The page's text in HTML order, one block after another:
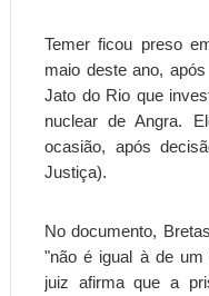
Temer ficou preso
maio deste ano,
Jato do Rio que
nuclear de Angra.
ocasião, após
Justiça).
No documento,
"não é igual à de um
juiz afirma que a